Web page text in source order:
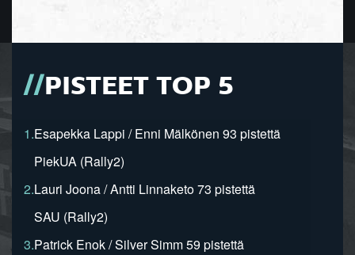
PISTEET TOP 5
1.Esapekka Lappi / Enni Mälkönen 93 pistettä
PiekUA (Rally2)
2.Lauri Joona / Antti Linnaketo 73 pistettä
SAU (Rally2)
3.Patrick Enok / Silver Simm 59 pistettä